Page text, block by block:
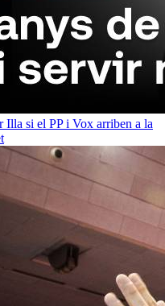
Illa si el PP i Vox arriben a la